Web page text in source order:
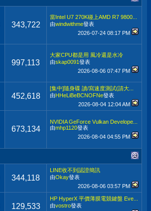
343,722
當Intel U7 270K碰上AMD R7 9800...
由windwithme發表
2026-07-24 08:17 PM
997,113
大家CPU都是用 風冷還是水冷
由skap0091發表
2026-08-06 07:47 PM
452,618
[集中]隨身碟 讀/寫速度測試(請大...
由HHeLiBeBCNOFNe發表
2026-08-04 12:04 AM
673,134
NVIDIA GeForce Vulkan Develope...
由mhp1120發表
2026-08-04 04:55 PM
344,118
LINE收不到認證簡訊
由Okay發表
2026-08-06 03:57 PM
129,533
HP HyperX 平價薄膜電競鍵盤 Eve...
由vostro發表